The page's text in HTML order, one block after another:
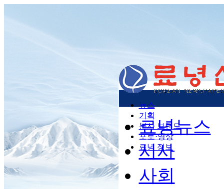
뉴스
기획
본사 브랜드
포토·영상
료녕 정보
료녕뉴스
시사
사회